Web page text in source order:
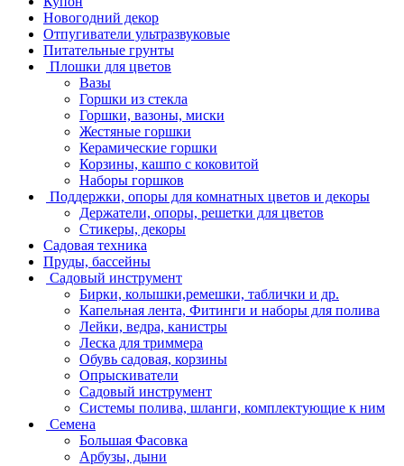
Новогодний декор
Отпугиватели ультразвуковые
Питательные грунты
Плошки для цветов
Вазы
Горшки из стекла
Горшки, вазоны, миски
Жестяные горшки
Керамические горшки
Корзины, кашпо с коковитой
Наборы горшков
Поддержки, опоры для комнатных цветов и декоры
Держатели, опоры, решетки для цветов
Стикеры, декоры
Садовая техника
Пруды, бассейны
Садовый инструмент
Бирки, колышки,ремешки, таблички и др.
Капельная лента, Фитинги и наборы для полива
Лейки, ведра, канистры
Леска для триммера
Обувь садовая, корзины
Опрыскиватели
Садовый инструмент
Системы полива, шланги, комплектующие к ним
Семена
Большая Фасовка
Арбузы, дыни